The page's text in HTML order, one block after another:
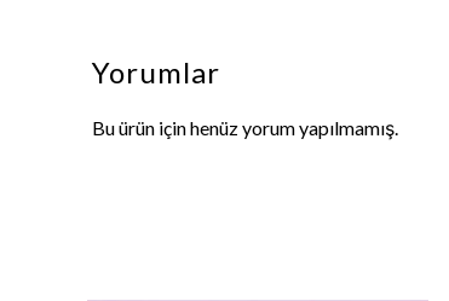
Yorumlar
Bu ürün için henüz yorum yapılmamış.